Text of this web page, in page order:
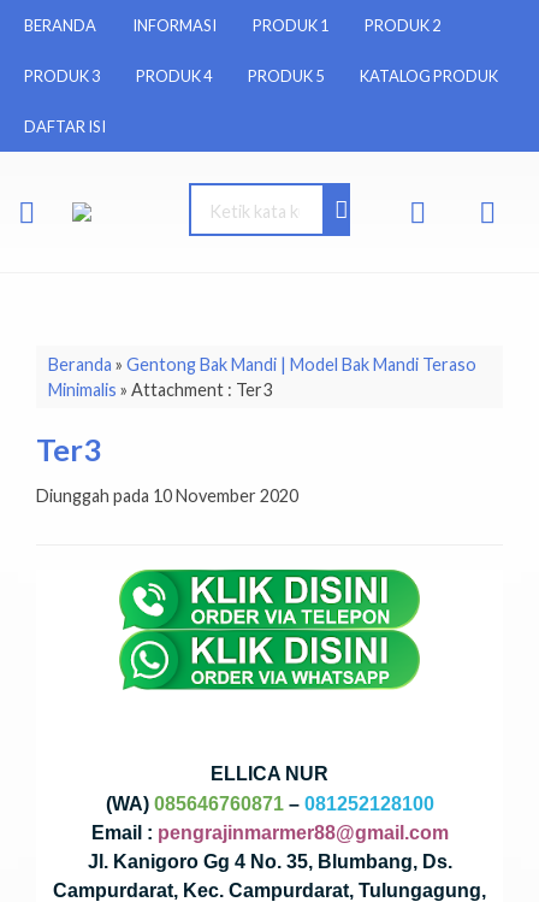
BERANDA INFORMASI PRODUK 1 PRODUK 2
PRODUK 3 PRODUK 4 PRODUK 5 KATALOG PRODUK
DAFTAR ISI
Beranda » Gentong Bak Mandi | Model Bak Mandi Teraso
Minimalis » Attachment : Ter3
Ter3
Diunggah pada 10 November 2020
ELLICA NUR
(WA) 085646760871– 081252128100
Email : pengrajinmarmer88@gmail.com
Jl. Kanigoro Gg 4 No. 35, Blumbang, Ds.
Campurdarat, Kec. Campurdarat, Tulungagung,